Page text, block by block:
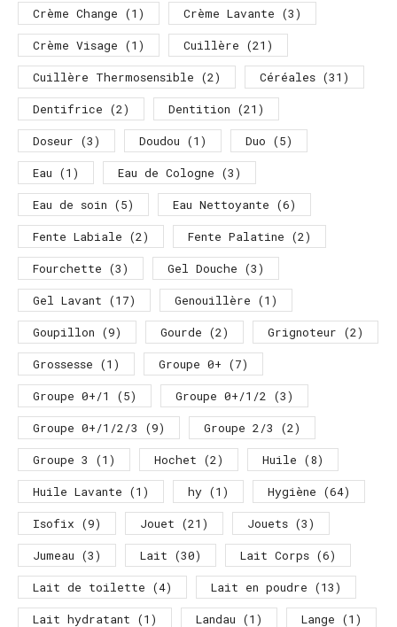
Crème Change (1) Crème Lavante (3)
Crème Visage (1) Cuillère (21)
Cuillère Thermosensible (2) Céréales (31)
Dentifrice (2) Dentition (21)
Doseur (3) Doudou (1) Duo (5)
Eau (1) Eau de Cologne (3)
Eau de soin (5) Eau Nettoyante (6)
Fente Labiale (2) Fente Palatine (2)
Fourchette (3) Gel Douche (3)
Gel Lavant (17) Genouillère (1)
Goupillon (9) Gourde (2) Grignoteur (2)
Grossesse (1) Groupe 0+ (7)
Groupe 0+/1
(5) Groupe 0+/1/2 (3)
Groupe 0+/1/2/3
(9) Groupe 2/3
(2)
Groupe 3
(1) Hochet (2) Huile (8)
Huile Lavante (1) hy (1) Hygiène (64)
Isofix (9) Jouet (21) Jouets (3)
Jumeau (3) Lait (30) Lait Corps (6)
Lait de toilette (4) Lait en poudre (13)
Lait hydratant (1) Landau (1) Lange (1)